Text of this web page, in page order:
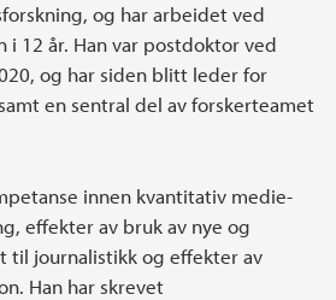
og har arbeidet ved
i 12 år. Han var postdoktor ved
og har siden blitt leder for
en sentral del av forskerteamet
innen kvantitativ medie-
effekter av bruk av nye og
til journalistikk og effekter av
Han har skrevet